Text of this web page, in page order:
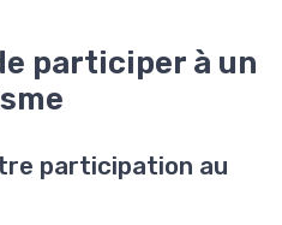
participer à un
participation au